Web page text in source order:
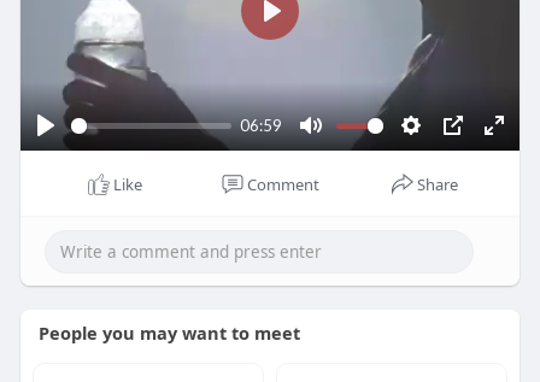
P
06:59
M
u
S
e
P
I
E
P
a
y
Like Comment Share
People you may want to meet